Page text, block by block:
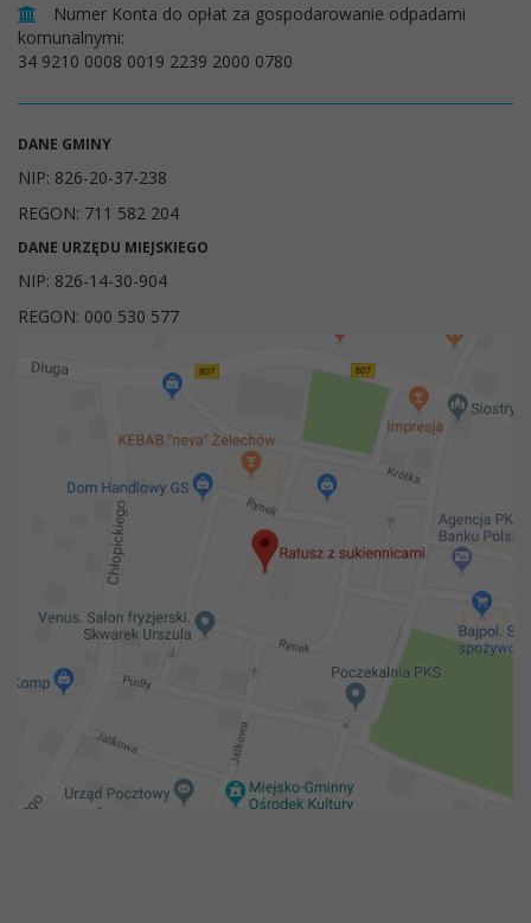
Numer Konta do opłat za gospodarowanie odpadami
komunalnymi:
34 9210 0008 0019 2239 2000 0780
DANE GMINY
NIP: 826-20-37-238
REGON: 711 582 204
DANE URZĘDU MIEJSKIEGO
NIP: 826-14-30-904
REGON: 000 530 577